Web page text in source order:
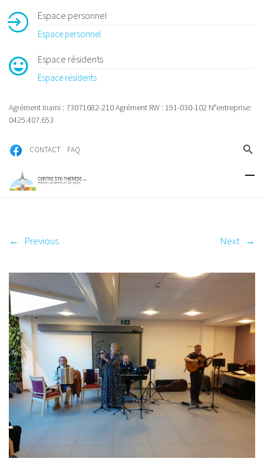
Espace personnel
Espace personnel
Espace résidents
Espace résidents
Agrément Inami : 73071682-210 Agrément RW : 191-030-102 N°entreprise:
0425.407.653
CONTACT FAQ
← Previous Next →